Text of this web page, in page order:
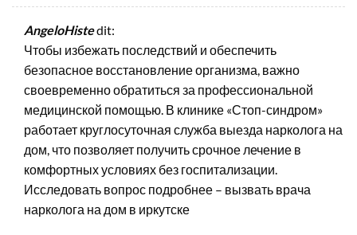
AngeloHistedit:
Чтобы избежать последствий и обеспечить
безопасное восстановление организма, важно
своевременно обратиться за профессиональной
медицинской помощью. В клинике «Стоп-синдром»
работает круглосуточная служба выезда нарколога на
дом, что позволяет получить срочное лечение в
комфортных условиях без госпитализации.
Исследовать вопрос подробнее – вызвать врача
нарколога на дом в иркутске